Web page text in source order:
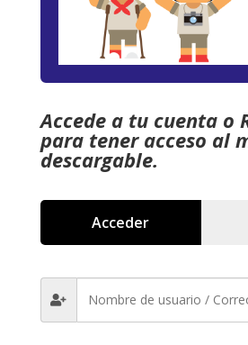
Accede a tu cuenta o
para tener acceso al
descargable.
Acceder